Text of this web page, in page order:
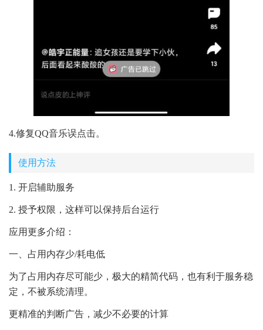
4.修复QQ音乐误点击。
使用方法
1. 开启辅助服务
2. 授予权限，这样可以保持后台运行
应用更多介绍：
一、占用内存少/耗电低
为了占用内存尽可能少，极大的精简代码，也有利于服务稳
定，不被系统清理。
更精准的判断广告，减少不必要的计算